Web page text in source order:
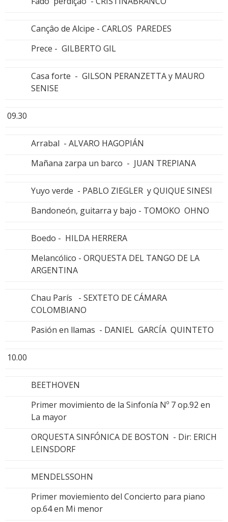
Cançâo de Alcipe - CARLOS PAREDES
Prece - GILBERTO GIL
Casa forte - GILSON PERANZETTA y MAURO
SENISE
09.30
Arrabal - ALVARO HAGOPIÁN
Mañana zarpa un barco - JUAN TREPIANA
Yuyo verde - PABLO ZIEGLER y QUIQUE SINESI
Bandoneón, guitarra y bajo - TOMOKO OHNO
Boedo - HILDA HERRERA
Melancólico - ORQUESTA DEL TANGO DE LA
ARGENTINA
Chau París - SEXTETO DE CÁMARA
COLOMBIANO
Pasión en llamas - DANIEL GARCÍA QUINTETO
10.00
BEETHOVEN
Primer movimiento de la Sinfonía Nº 7 op.92 en
La mayor
ORQUESTA SINFÓNICA DE BOSTON - Dir: ERICH
LEINSDORF
MENDELSSOHN
Primer moviemiento del Concierto para piano
op.64 en Mi menor